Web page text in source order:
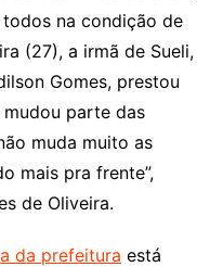
na condição de
(27), a irmã de Sueli,
Gomes, prestou
parte das
muda muito as
mais pra frente”,
de Oliveira.
da prefeitura está